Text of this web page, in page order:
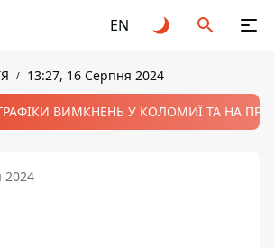
EN
13:27, 16 Серпня 2024
ВИМКНЕНЬ У КОЛОМИЇ ТА НА
2024